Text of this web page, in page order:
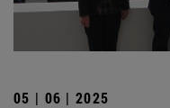
05 | 06 | 2025